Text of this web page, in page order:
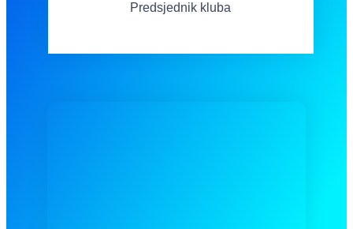
Predsjednik kluba